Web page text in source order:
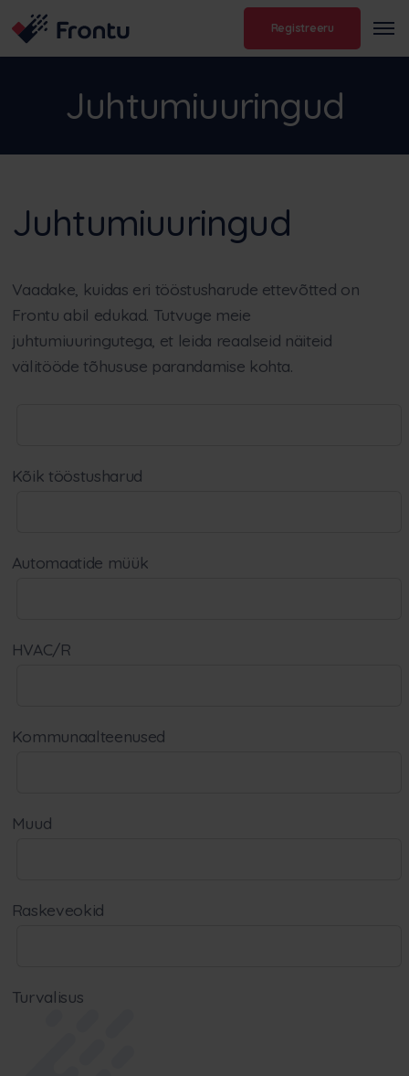
Registreeru
Juhtumiuuringud
Juhtumiuuringud
Vaadake, kuidas eri tööstusharude ettevõtted on
Frontu abil edukad. Tutvuge meie
juhtumiuuringutega, et leida reaalseid näiteid
välitööde tõhususe parandamise kohta.
Kõik tööstusharud
Automaatide müük
HVAC/R
Kommunaalteenused
Muud
Raskeveokid
Turvalisus